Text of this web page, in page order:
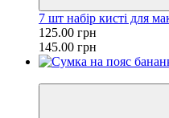
7 шт набір кисті для
125.00 грн
145.00 грн